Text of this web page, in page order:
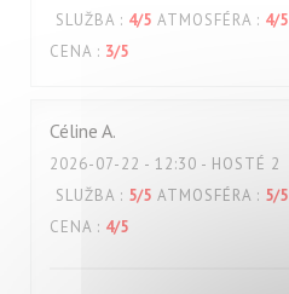
SLUŽBA : 4/5 ATMOSFÉRA : 4/5
CENA : 3/5
Céline A
2026-07-22 - 12:30 - HOSTÉ 2
SLUŽBA : 5/5 ATMOSFÉRA : 5/5
CENA : 4/5